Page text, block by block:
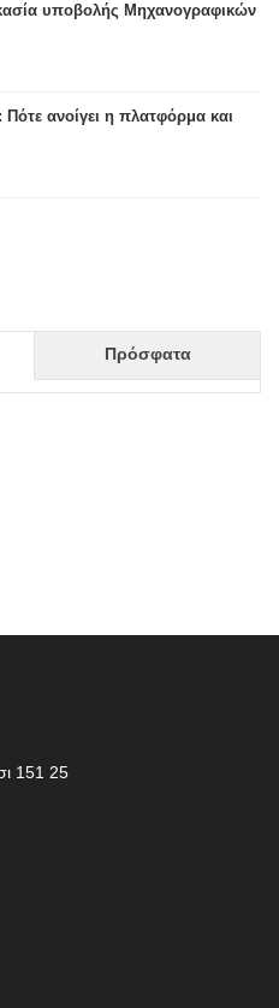
υποβολής Μηχανογραφικών
ανοίγει η πλατφόρμα και
Πρόσφατα
151 25